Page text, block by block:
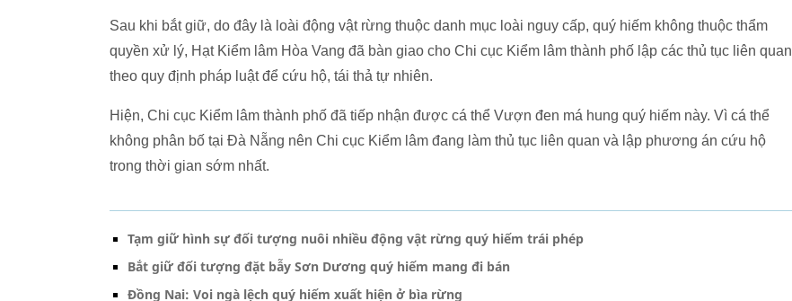
Sau khi bắt giữ, do đây là loài động vật rừng thuộc danh mục loài nguy cấp, quý hiếm không thuộc thẩm
quyền xử lý, Hạt Kiểm lâm Hòa Vang đã bàn giao cho Chi cục Kiểm lâm thành phố lập các thủ tục liên quan
theo quy định pháp luật để cứu hộ, tái thả tự nhiên.
Hiện, Chi cục Kiểm lâm thành phố đã tiếp nhận được cá thể Vượn đen má hung quý hiếm này. Vì cá thể
không phân bố tại Đà Nẵng nên Chi cục Kiểm lâm đang làm thủ tục liên quan và lập phương án cứu hộ
trong thời gian sớm nhất.
Tạm giữ hình sự đối tượng nuôi nhiều động vật rừng quý hiếm trái phép
Bắt giữ đối tượng đặt bẫy Sơn Dương quý hiếm mang đi bán
Đồng Nai: Voi ngà lệch quý hiếm xuất hiện ở bìa rừng